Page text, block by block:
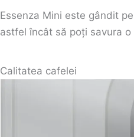
Essenza Mini este gândit
astfel încât să poți savura
Calitatea cafelei